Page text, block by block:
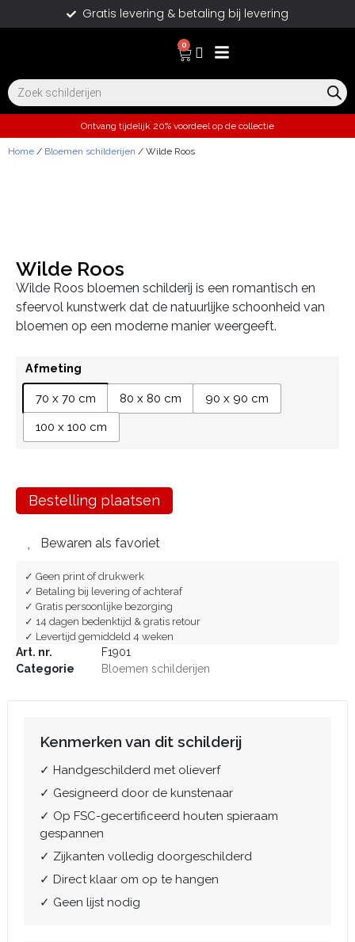
Gratis levering & betaling bij levering
0
Ontvang tijdelijk 20% voordeel op de collectie
Home / Bloemen schilderijen / Wilde Roos
Wilde Roos
Wilde Roos bloemen schilderij is een romantisch en
sfeervol kunstwerk dat de natuurlijke schoonheid van
bloemen op een moderne manier weergeeft.
Afmeting
70 x 70 cm 80 x 80 cm
90 x 90 cm
100 x 100 cm
Bestelling plaatsen
Bewaren als favoriet
✓ Geen print of drukwerk
✓ Betaling bij levering of achteraf
✓ Gratis persoonlijke bezorging
✓ 14 dagen bedenktijd & gratis retour
✓ Levertijd gemiddeld 4 weken
Art. nr.
F1901
Categorie
Bloemen schilderijen
Kenmerken van dit schilderij
✓ Handgeschilderd met olieverf
✓ Gesigneerd door de kunstenaar
✓ Op FSC-gecertificeerd houten spieraam
gespannen
✓ Zijkanten volledig doorgeschilderd
✓ Direct klaar om op te hangen
✓ Geen lijst nodig